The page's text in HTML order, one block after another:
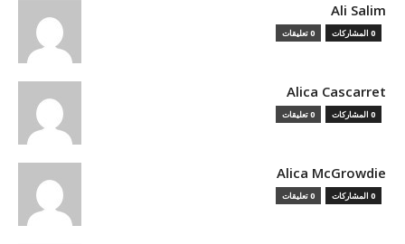
Ali Salim
0 المشاركات 0 تعليقات
Alica Cascarret
0 المشاركات 0 تعليقات
Alica McGrowdie
0 المشاركات 0 تعليقات